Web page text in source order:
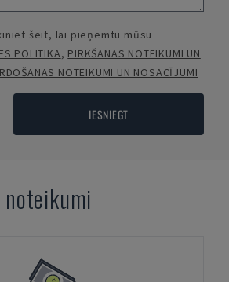
šeit, lai pieņemtu mūsu
POLITIKA, PIRKŠANAS NOTEIKUMI UN
NOTEIKUMI UN NOSACĪJUMI
IESNIEGT